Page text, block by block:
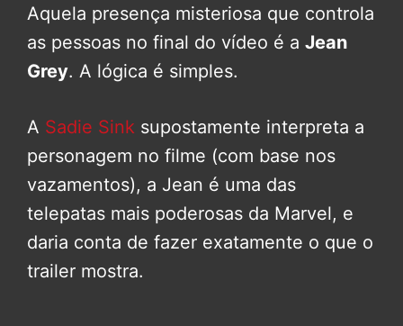
Aquela presença misteriosa que controla
as pessoas no final do vídeo é a Jean
Grey. A lógica é simples.
A Sadie Sink supostamente interpreta a
personagem no filme (com base nos
vazamentos), a Jean é uma das
telepatas mais poderosas da Marvel, e
daria conta de fazer exatamente o que o
trailer mostra.